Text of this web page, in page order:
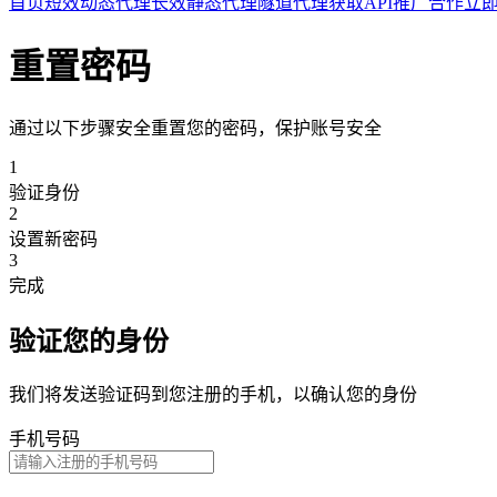
重置密码
通过以下步骤安全重置您的密码，保护账号安全
1
验证身份
2
设置新密码
3
完成
验证您的身份
我们将发送验证码到您注册的手机，以确认您的身份
手机号码